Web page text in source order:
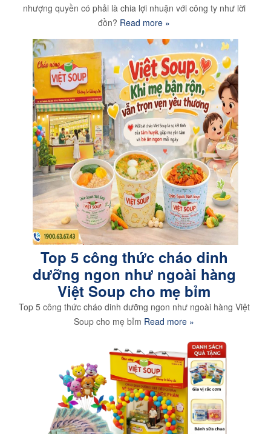
nhượng quyền có phải là chia lợi nhuận với công ty như lời
đồn? Read more »
Top 5 công thức cháo dinh
dưỡng ngon như ngoài hàng
Việt Soup cho mẹ bỉm
Top 5 công thức cháo dinh dưỡng ngon như ngoài hàng Việt
Soup cho mẹ bỉm Read more »